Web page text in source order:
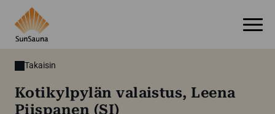
Takaisin
Kotikylpylän valaistus, Leena
Piispanen (SI)